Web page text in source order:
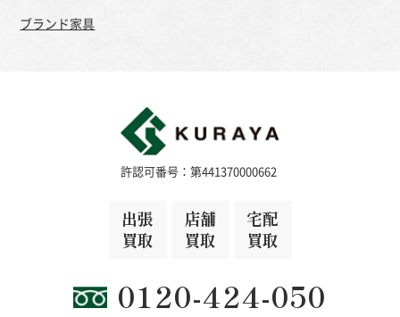
ブランド家具
許認可番号：第441370000662
出張
買取
店舗
買取
宅配
買取
0120-424-050